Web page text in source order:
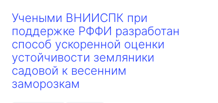
Учеными ВНИИСПК при
поддержке РФФИ разработан
способ ускоренной оценки
устойчивости земляники
садовой к весенним
заморозкам